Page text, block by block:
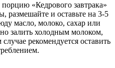
«Кедрового завтрака»
размешайте и оставьте на 3-5
масло, молоко, сахар или
залить холодным молоком,
рекомендуется оставить